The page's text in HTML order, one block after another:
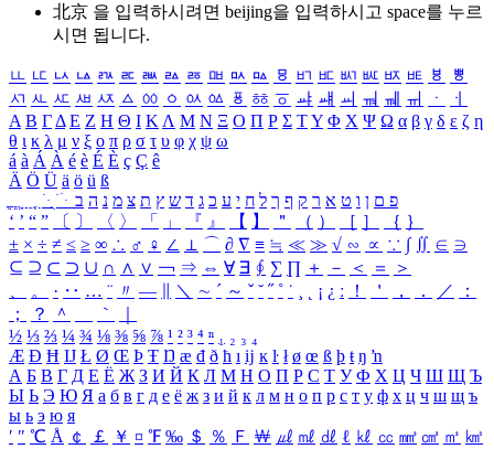
北京 을 입력하시려면 beijing을 입력하시고 space를 누르
시면 됩니다.
ㅥ ㅦ ㅧ ㅨ ㅩ ㅪ ㅫ ㅬ ㅭ ㅮ ㅯ ㅰ ㅱ ㅲ ㅳ ㅴ ㅵ ㅶ ㅷ ㅸ
ㅹ
ㅺ ㅻ ㅼ ㅽ ㅾ ㅿ ㆀ ㆁ ㆂ ㆃ ㆄ ㆅ ㆆ ㆇ ㆈ ㆉ ㆊ ㆋ ㆌ ㆍ
ㆎ
Α Β ΓΔ Ε Ζ Η Θ Ι ΚΛ Μ Ν Ξ Ο Π Ρ Σ ΤΥ Φ Χ Ψ Ω α β γ δ ε ζ η
θ ι κ λ μ ν ξ ο π ρ σ τ υ φ χ ψ ω
á à Á À é è É È ç Ç ê
Ä Ö Ü ä ö ü ß
ִֶֹ ֻּ ׁׂ פ ם ן ו ט א ר ק ף ך ל ח י ע כ ג ד ש ץ ת צ מ נ ה ב
‘ ’ “ ” 〔 〕 〈 〉 「 」 『 』 【 】 ＂ （ ） ［ ］ ｛ ｝
± × ÷ ≠ ≤ ≥ ∞ ∴ ♂ ♀ ∠ ⊥ ⌒ ∂ ∇ ≡ ≒ ≪ ≫ √ ∽ ∝ ∵ ∫ ∬ ∈ ∋
⊆ ⊇ ⊂ ⊃ ∪ ∩ ∧ ∨ ￢ ⇒ ⇔ ∀ ∃ ∮ ∑ ∏ ＋ － ＜ ＝
＞
、
。 · ‥ … ¨ 〃 ― ＼ ∼ ´ ～ ˇ ˘ ˝ ˚ ˙ ¸ ¡ ¿ ː ！ ＇ ， ． ／
：
；
？ ＾ ｀
½ ⅓ ⅔ ¼ ¾ ⅛ ⅜ ⅝ ⅞ ¹ ² ³ ⁴ ⁿ ₁ ₂ ₃ ₄
Æ Ð Ħ Ĳ Ł Ø Œ Þ Ŧ Ŋ æ đ ð ħ ı ĳ ĸ ŀ ł ø œ ß þ ŧ ŋ ŉ
А Б В Г Д Е Ё Ж З И Й К Л М Н О П Р С Т У Ф Х Ц Ч Ш Щ Ъ
Ы Ь Э Ю Я а б в г д е ё ж з и й к л м н о п р с т у ф х ц ч ш щ ъ
ы ь э ю я
′ ″ ℃ Å ￠ ￡ ￥ ¤ ℉ ‰ ＄ ％ Ｆ ￦ ㎕ ㎖ ㎗ ℓ ㎘ ㏄ ㎣ ㎤ ㎥ ㎦